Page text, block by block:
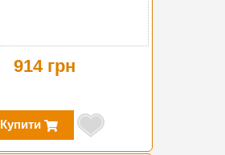
914 грн
Купити